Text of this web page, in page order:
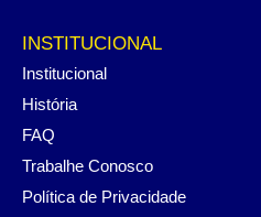
INSTITUCIONAL
Institucional
História
FAQ
Trabalhe Conosco
Política de Privacidade